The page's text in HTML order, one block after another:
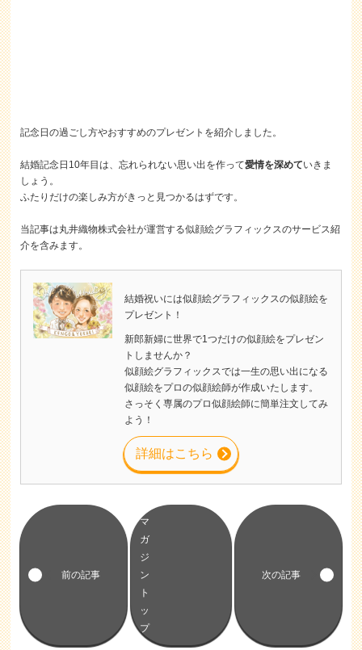
記念日の過ごし方やおすすめのプレゼントを紹介しました。
結婚記念日10年目は、忘れられない思い出を作って愛情を深めていきま
しょう。
ふたりだけの楽しみ方がきっと見つかるはずです。
当記事は丸井織物株式会社が運営する似顔絵グラフィックスのサービス紹
介を含みます。
結婚祝いには似顔絵グラフィックスの似顔絵を
プレゼント！
新郎新婦に世界で1つだけの似顔絵をプレゼン
トしませんか？
似顔絵グラフィックスでは一生の思い出になる
似顔絵をプロの似顔絵師が作成いたします。
さっそく専属のプロ似顔絵師に簡単注文してみ
よう！
詳細はこちら
マガジントップ
関連記事
友人の結婚祝いに似顔絵ウェルカムボードがおす
すめ！理由や注意点を解説